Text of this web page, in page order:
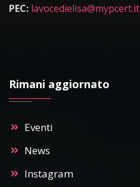
PEC: lavocedielisa@mypcert.it
Rimani aggiornato
Eventi
News
Instagram